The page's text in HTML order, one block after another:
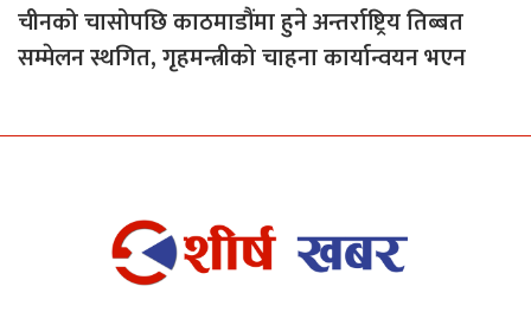
चीनको चासोपछि काठमाडौंमा हुने अन्तर्राष्ट्रिय तिब्बत
सम्मेलन स्थगित, गृहमन्त्रीको चाहना कार्यान्वयन भएन